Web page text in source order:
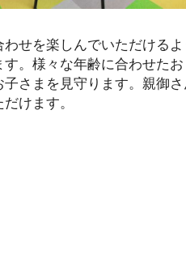
せを楽しんでいただける
す。様々な年齢に合わせた
子さまを見守ります。親御
けます。